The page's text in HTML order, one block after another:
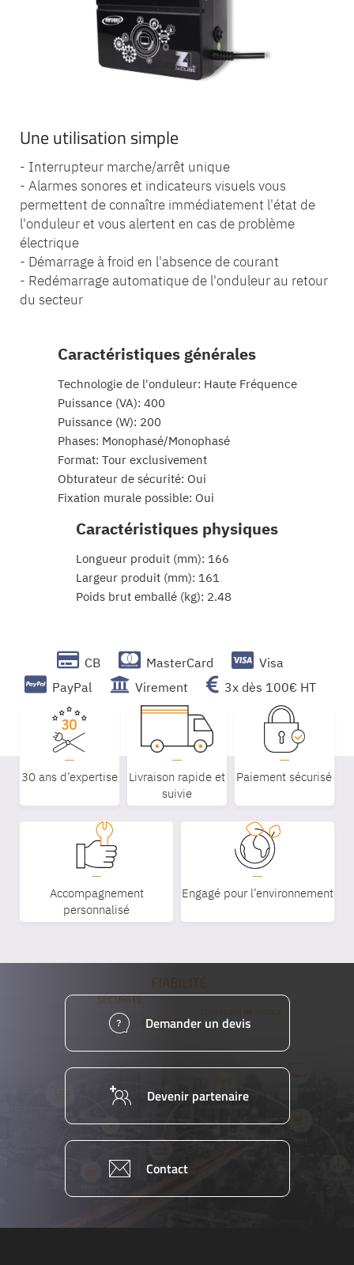
Une utilisation simple
- Interrupteur marche/arrêt unique
- Alarmes sonores et indicateurs visuels vous
permettent de connaître immédiatement l'état de
l'onduleur et vous alertent en cas de problème
électrique
- Démarrage à froid en l'absence de courant
- Redémarrage automatique de l'onduleur au retour
du secteur
Caractéristiques générales
Technologie de l'onduleur: Haute Fréquence
Puissance (VA): 400
Puissance (W): 200
Phases: Monophasé/Monophasé
Format: Tour exclusivement
Obturateur de sécurité: Oui
Fixation murale possible: Oui
Caractéristiques physiques
Longueur produit (mm): 166
Largeur produit (mm): 161
Poids brut emballé (kg): 2.48
CB MasterCard
Visa
PayPal
Virement 3x dès 100€ HT
30 ans d’expertise
Livraison rapide et
suivie
Paiement sécurisé
Accompagnement
personnalisé
Engagé pour l’environnement
Demander un devis
Devenir partenaire
Contact